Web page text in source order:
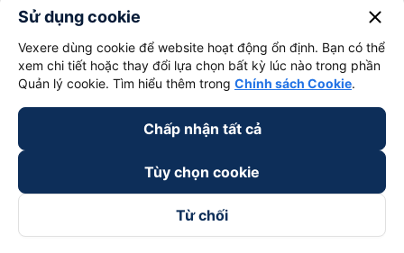
Sử dụng cookie close
Vexere dùng cookie để website hoạt động ổn định. Bạn có thể
xem chi tiết hoặc thay đổi lựa chọn bất kỳ lúc nào trong phần
Quản lý cookie. Tìm hiểu thêm trong Chính sách Cookie.
Chấp nhận tất cả
Tùy chọn cookie
Từ chối